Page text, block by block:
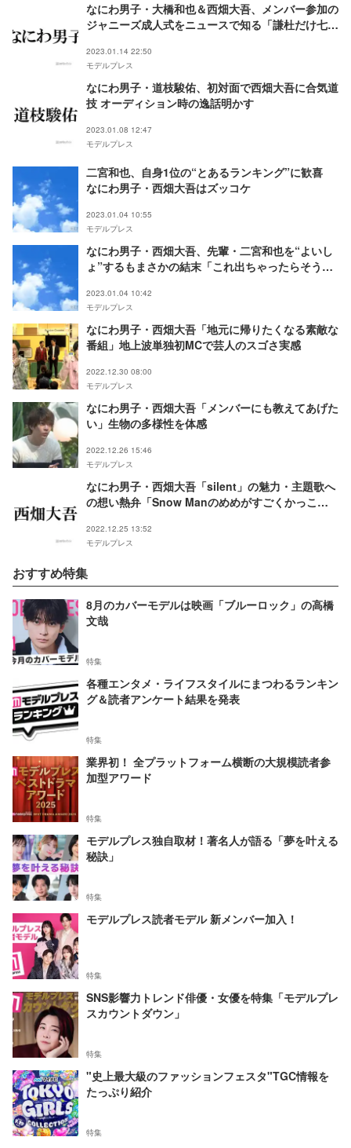
なにわ男子・大橋和也＆西畑大吾、メンバー参加の
ジャニーズ成人式をニュースで知る「謙杜だけ七五
2023.01.14 22:50
モデルプレス
なにわ男子・道枝駿佑、初対面で西畑大吾に合気道
技 オーディション時の逸話明かす
2023.01.08 12:47
モデルプレス
二宮和也、自身1位の“とあるランキング”に歓喜
なにわ男子・西畑大吾はズッコケ
2023.01.04 10:55
モデルプレス
なにわ男子・西畑大吾、先輩・二宮和也を“よいし
ょ”するもまさかの結末「これ出ちゃったらそうで
2023.01.04 10:42
モデルプレス
なにわ男子・西畑大吾「地元に帰りたくなる素敵な
番組」地上波単独初MCで芸人のスゴさ実感
2022.12.30 08:00
モデルプレス
なにわ男子・西畑大吾「メンバーにも教えてあげた
い」生物の多様性を体感
2022.12.26 15:46
モデルプレス
なにわ男子・西畑大吾「silent」の魅力・主題歌へ
の想い熱弁「Snow Manのめめがすごくかっこい
2022.12.25 13:52
モデルプレス
おすすめ特集
8月のカバーモデルは映画「ブルーロック」の高橋
文哉
特集
各種エンタメ・ライフスタイルにまつわるランキン
グ＆読者アンケート結果を発表
特集
業界初！ 全プラットフォーム横断の大規模読者参
加型アワード
特集
モデルプレス独自取材！著名人が語る「夢を叶える
秘訣」
特集
モデルプレス読者モデル 新メンバー加入！
特集
SNS影響力トレンド俳優・女優を特集「モデルプレ
スカウントダウン」
特集
"史上最大級のファッションフェスタ"TGC情報を
たっぷり紹介
特集